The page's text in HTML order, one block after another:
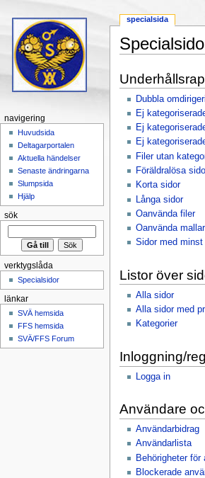
Dubbla
Ej
Ej
Ej
Filer utan
Föräldralösa
Korta sidor
Långa sidor
Oanvända filer
Oanvända mallar
Sidor med minst
Listor över
Alla sidor
Alla sidor med
Kategorier
Inloggning/
Logga in
Användare
Användarbidrag
Användarlista
Behörigheter för
Blockerade
specialsida
navigering
Huvudsida
Deltagarportalen
Aktuella händelser
Senaste ändringarna
Slumpsida
Hjälp
sök
verktygslåda
Specialsidor
länkar
SVÄ hemsida
FFS hemsida
SVÄ/FFS Forum